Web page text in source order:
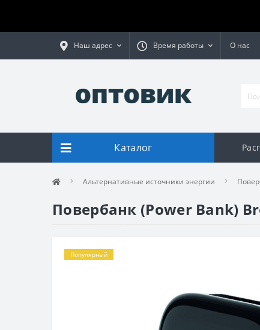
Наш адрес Время работы О нас
Каталог
Альтернативные источники энергии
Повербанк (Power Bank)
Популярный